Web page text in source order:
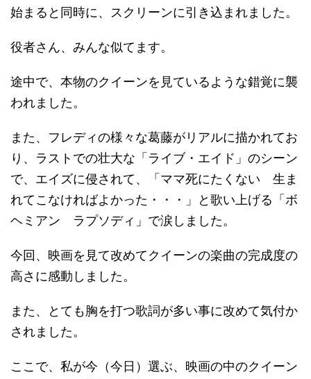
始まると同時に、スクリーンに引き込まれました。
役者さん、みんな似てます。
途中で、本物のクイーンを見ているような錯覚に襲
われました。
また、フレディの様々な葛藤がリアルに描かれてお
り、ラストでの壮大な「ライブ・エイド」のシーン
で、エイズに侵されて、「ママ死にたくない 生ま
れてこなければよかった・・・」と歌い上げる「ボ
ヘミアン ラプソディ」で涙しました。
今回、映画を見て改めてクイーンの楽曲の完成度の
高さに感動しました。
また、とても胸を打つ歌詞が多い事に改めて気付か
されました。
ここで、私が今（今日）選ぶ、映画の中のクイーン